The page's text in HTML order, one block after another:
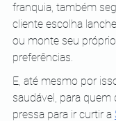
franquia, também
cliente escolha
ou monte seu
preferências.
E, até mesmo por
saudável, para
pressa para ir curtir a